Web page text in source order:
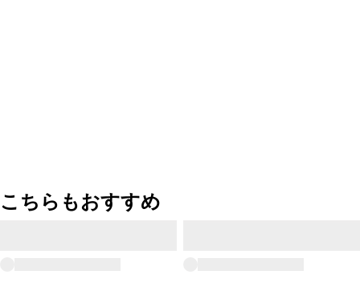
こちらもおすすめ